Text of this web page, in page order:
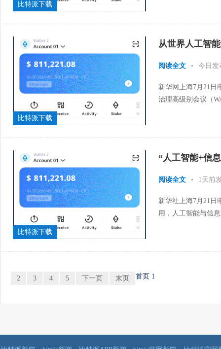
比特派下载
比特派下载
从世界人工智
阅读全文 • 今日发
新华网上海7月21日
治理高级别会议（
比特派下载
“人工智能+信
阅读全文 • 1天前
新华社上海7月21日
用，人工智能与信
首页 1
2 3 4 5 下一页 末页